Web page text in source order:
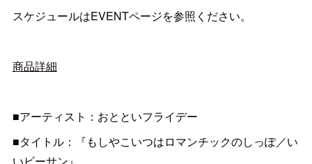
スケジュールはEVENTページを参照ください。
商品詳細
■アーティスト：おとといフライデー
■タイトル：『もしやこいつはロマンチックのしっぽ／い